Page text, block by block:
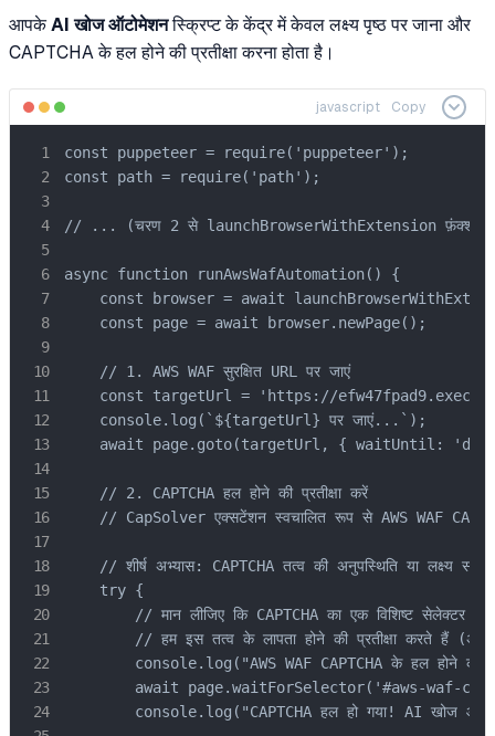
आपके AI खोज ऑटोमेशनस्क्रिप्ट के केंद्र में केवल लक्ष्य पृष्ठ पर जाना और
CAPTCHA के हल होने की प्रतीक्षा करना होता है।
javascript Copy
const puppeteer = require('puppeteer');
const path = require('path');
// ... (चरण 2 से launchBrowserWithExtension फ़ंक्शन)
async function runAwsWafAutomation() {
const browser = await
    const page = await browser.newPage();
    // 1. AWS WAF सुरक्षित URL पर जाएं
const targetUrl = 'https://
    console.log(`${targetUrl} पर जाएं...`);
await page.goto(targetUrl, { waitUntil:
    // 2. CAPTCHA हल होने की प्रतीक्षा करें
// CapSolver एक्सटेंशन स्वचालित रूप से AWS WAF
// शीर्ष अभ्यास: CAPTCHA तत्व की अनुपस्थिति या लक्ष्य
    try {
// मान लीजिए कि CAPTCHA का एक विशिष्ट सेलेक्टर
// हम इस तत्व के लापता होने की प्रतीक्षा करते हैं
console.log("AWS WAF CAPTCHA के हल होने की
await page.waitForSelector('#aws-waf-
console.log("CAPTCHA हल हो गया! AI खोज